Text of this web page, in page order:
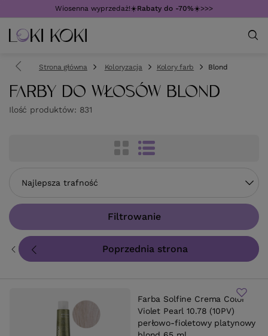
Wiosenna wyprzedaż!☀️Rabaty do -70%☀️>>>
Strona główna Koloryzacja Kolory farb Blond
FARBY DO WŁOSÓW BLOND
Ilość produktów: 831
Zmień sortowanie
Najlepsza trafność
Filtrowanie
Poprzednia strona
Farba Solfine Crema Color
Violet Pearl 10.78 (10PV)
perłowo-fioletowy platynowy